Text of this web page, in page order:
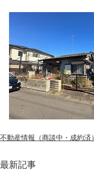
不動産情報（商談中・成約済）
最新記事